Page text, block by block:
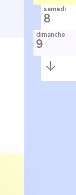
samedi
8
dimanche
9
Semaine
suivante